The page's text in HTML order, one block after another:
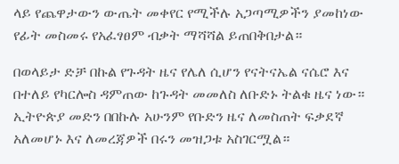
ላይ የጨዋታውን ውጤት መቀየር የሚችሉ አጋጣሚዎችን ያመከነው
የፊት መስመሩ የአፈፃፀም ብቃት ማሻሻል ይጠበቅበታል።
በወላይታ ድቻ በኩል የጉዳት ዜና የሌለ ሲሆን የናትናኤል ናሴሮ እና
በተለይ የካርሎስ ዳምጠው ከጉዳት መመለስ ለቡድኑ ትልቁ ዜና ነው።
ኢትዮጵያ መድን በበኩሉ አሁንም የቡድን ዜና ለመስጠት ፍቃደኛ
አለመሆኑ እና ለመረጃዎች በሩን መዝጋቱ አስገርሟል።